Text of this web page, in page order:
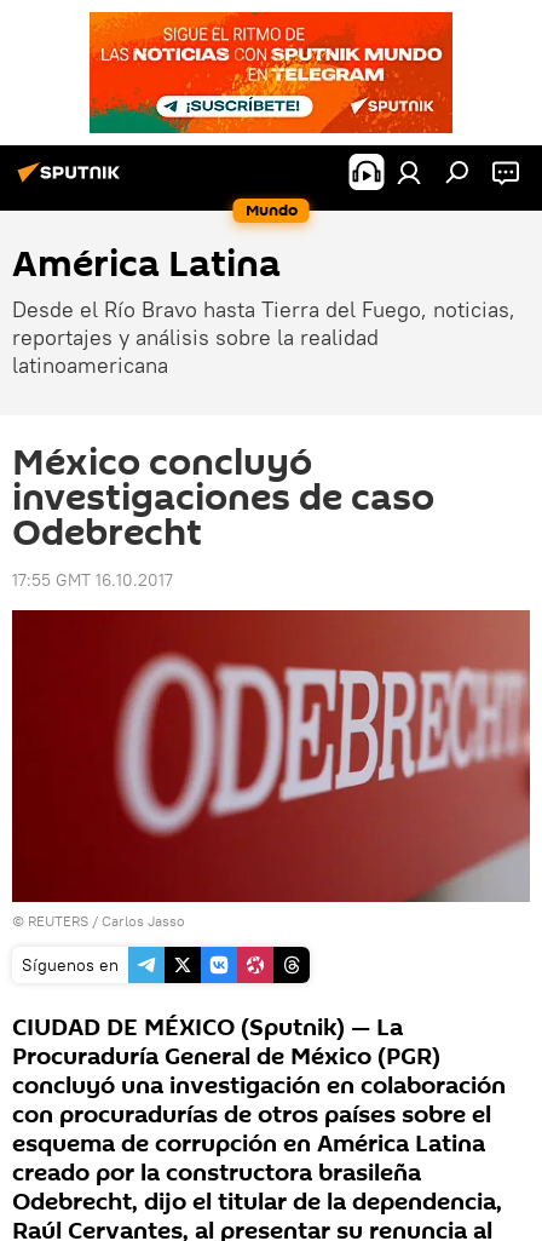
Mundo
América Latina
Desde el Río Bravo hasta Tierra del Fuego, noticias,
reportajes y análisis sobre la realidad
latinoamericana
México concluyó
investigaciones de caso
Odebrecht
17:55 GMT 16.10.2017
© REUTERS / Carlos Jasso
Síguenos en
CIUDAD DE MÉXICO (Sputnik) — La
Procuraduría General de México (PGR)
concluyó una investigación en colaboración
con procuradurías de otros países sobre el
esquema de corrupción en América Latina
creado por la constructora brasileña
Odebrecht, dijo el titular de la dependencia,
Raúl Cervantes, al presentar su renuncia al